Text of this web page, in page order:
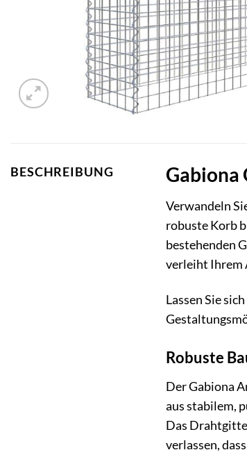
BESCHREIBUNG Gabiona
Verwandeln
robuste Korb
bestehenden
verleiht Ihrem
Lassen Sie
Robuste
Der Gabiona
aus stabilem,
Das
verlassen,